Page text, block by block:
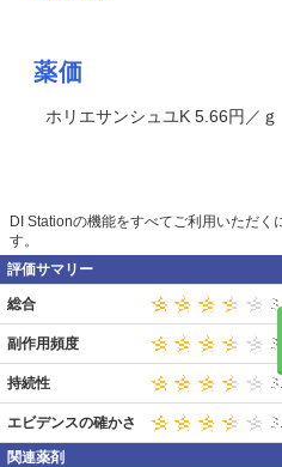
薬価
ホリエサンシュユK 5.66円／ｇ
DI Stationの機能をすべてご利用いただく
す。
評価サマリー
総合
副作用頻度
持続性
エビデンスの確かさ
関連薬剤